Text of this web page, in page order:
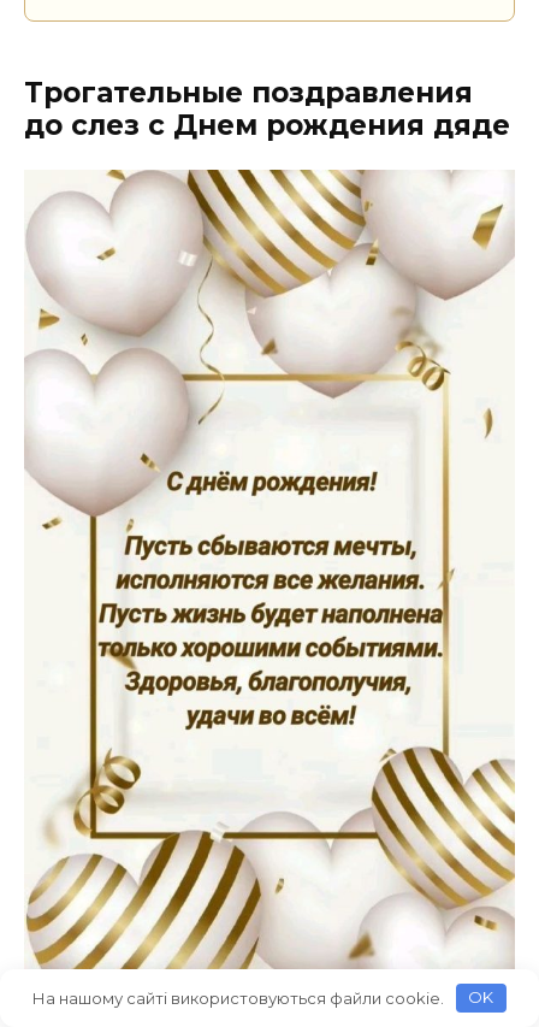
Трогательные поздравления
до слез с Днем рождения дяде
На нашому сайті використовуються файли cookie. OK